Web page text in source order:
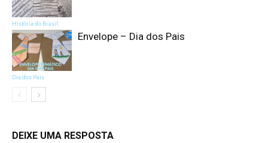
História do Brasil
Dia dos Pais
Envelope – Dia dos Pais
DEIXE UMA RESPOSTA